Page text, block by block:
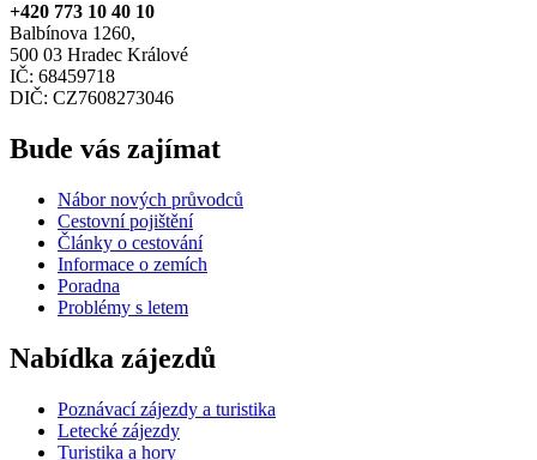
+420 773 10 40 10
Balbínova 1260,
500 03 Hradec Králové
IČ: 68459718
DIČ: CZ7608273046
Bude vás zajímat
Nábor nových průvodců
Cestovní pojištění
Články o cestování
Informace o zemích
Poradna
Problémy s letem
Nabídka zájezdů
Poznávací zájezdy a turistika
Letecké zájezdy
Turistika a hory